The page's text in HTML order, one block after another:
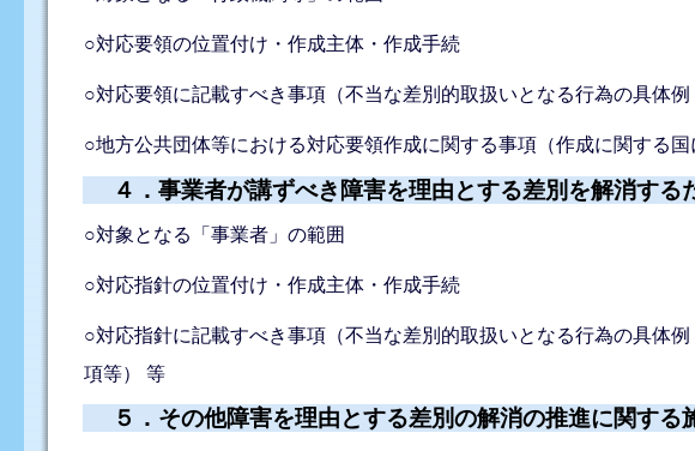
○対応要領の位置付け・作成主体・作成手続
○対応要領に記載すべき事項（不当な差別的取扱いとなる行為の具体
○地方公共団体等における対応要領作成に関する事項（作成に関する
４．事業者が講ずべき障害を理由とする差別を解消する
○対象となる「事業者」の範囲
○対応指針の位置付け・作成主体・作成手続
○対応指針に記載すべき事項（不当な差別的取扱いとなる行為の具体
項等） 等
５．その他障害を理由とする差別の解消の推進に関する